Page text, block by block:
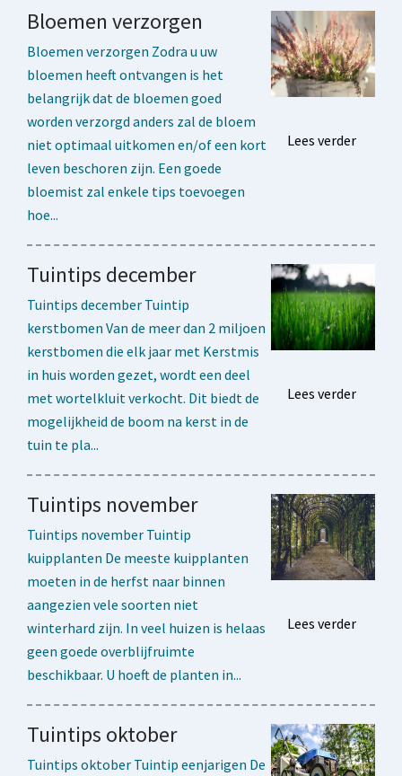
Bloemen verzorgen
Bloemen verzorgen Zodra u uw
bloemen heeft ontvangen is het
belangrijk dat de bloemen goed
worden verzorgd anders zal de bloem
niet optimaal uitkomen en/of een kort
leven beschoren zijn. Een goede
bloemist zal enkele tips toevoegen
hoe...
Lees verder
Tuintips december
Tuintips december Tuintip
kerstbomen Van de meer dan 2 miljoen
kerstbomen die elk jaar met Kerstmis
in huis worden gezet, wordt een deel
met wortelkluit verkocht. Dit biedt de
mogelijkheid de boom na kerst in de
tuin te pla...
Lees verder
Tuintips november
Tuintips november Tuintip
kuipplanten De meeste kuipplanten
moeten in de herfst naar binnen
aangezien vele soorten niet
winterhard zijn. In veel huizen is helaas
geen goede overblijfruimte
beschikbaar. U hoeft de planten in...
Lees verder
Tuintips oktober
Tuintips oktober Tuintip eenjarigen De